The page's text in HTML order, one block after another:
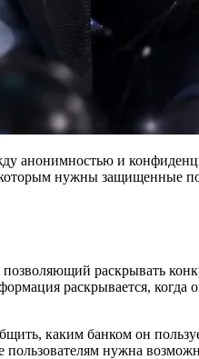
анонимностью и
нужны защищенные
позволяющий раскрывать
раскрывается, когда
каким банком он
нужна